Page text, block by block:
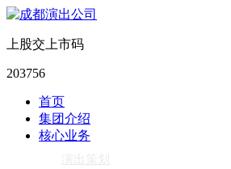
上股交上市码
203756
首页
集团介绍
核心业务